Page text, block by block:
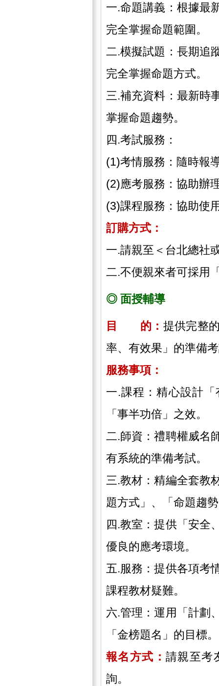
一.命題講義：根據最
完全掌握命題範圍。
二.模擬試題：長期追
完全掌握命題方式。
三.補充資料：最新時
掌握命題趨勢。
四.考試服務：
(1)考情服務：隨時報
(2)應考服務：協助辦
(3)課程服務：協助使
訂購方式：
一.請親至＜台北總社
二.不便親來者可採用
◎ 面授輔導
目 的： 提供完整
率、有效果」的準備
服務事項：
一.課程：精心設計
「事半功倍」之效。
二.師資：禮聘權威名
有系統的準備考試。
三.教材：精編全套教
題方式」、「命題趨
四.教室：提供「安全
優良的應考環境。
五.服務：提供各項考
課程教材疑難。
六.管理：運用「計劃
「金榜題名」的目標。
報名方式：請親至考
詢。